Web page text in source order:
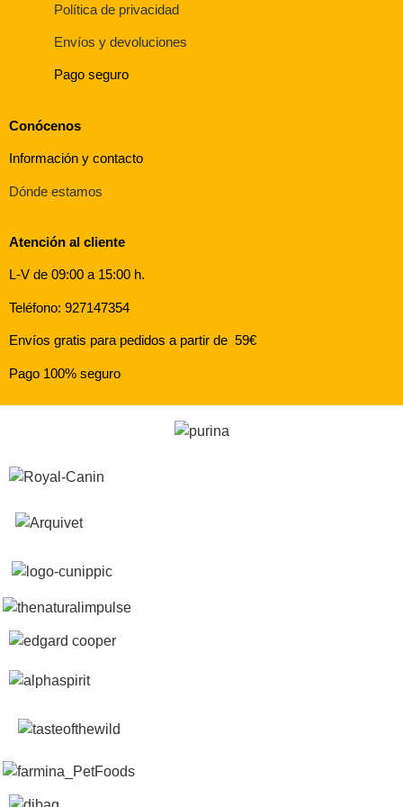
Política de privacidad
Envíos y devoluciones
Pago seguro
Conócenos
Información y contacto
Dónde estamos
Atención al cliente
L-V de 09:00 a 15:00 h.
Teléfono: 927147354
Envíos gratis para pedidos a partir de 59€
Pago 100% seguro